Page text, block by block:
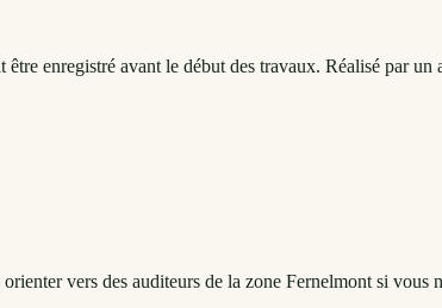
enregistré avant le début des travaux. Réalisé par
vers des auditeurs de la zone Fernelmont si vous